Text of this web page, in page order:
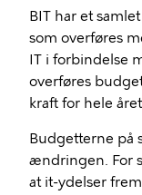
BIT har et
som overføres
IT i forbindelse
overføres
kraft for hele
Budgetterne på
ændringen. For
at it-ydelser